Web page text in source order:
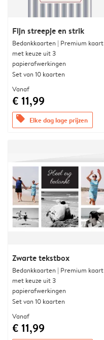
Fijn streepje en strik
Bedankkaarten | Premium kaart
met keuze uit 3
papierafwerkingen
Set van 10 kaarten
Vanaf
€ 11,99
offers Elke dag lage prijzen
Zwarte tekstbox
Bedankkaarten | Premium kaart
met keuze uit 3
papierafwerkingen
Set van 10 kaarten
Vanaf
€ 11,99